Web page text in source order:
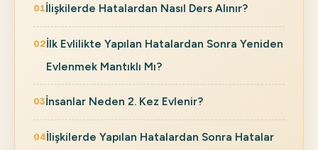
İlişkilerde Hatalardan Nasıl Ders Alınır?
İlk Evlilikte Yapılan Hatalardan Sonra Yeniden
Evlenmek Mantıklı Mı?
İnsanlar Neden 2. Kez Evlenir?
İlişkilerde Yapılan Hatalardan Sonra Hatalar